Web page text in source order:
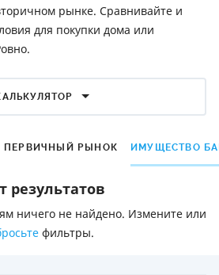
рынке. Сравнивайте и
для покупки дома или
ПЕРВИЧНЫЙ РЫНОК ИМУЩЕСТВО
результатов
ничего не найдено. Измените или
фильтры.